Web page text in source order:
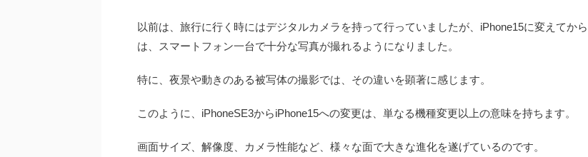
以前は、旅行に行く時にはデジタルカメラを持って行っていましたが、iPhone15に変えてから
は、スマートフォン一台で十分な写真が撮れるようになりました。
特に、夜景や動きのある被写体の撮影では、その違いを顕著に感じます。
このように、iPhoneSE3からiPhone15への変更は、単なる機種変更以上の意味を持ちます。
画面サイズ、解像度、カメラ性能など、様々な面で大きな進化を遂げているのです。